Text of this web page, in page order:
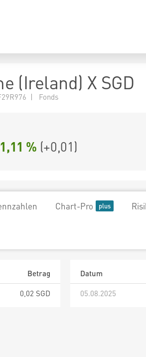
(Ireland) X SGD
| Fonds
% (+0,01)
Chart-Pro
Betrag
0,02 SGD
Datum
05.08.2025